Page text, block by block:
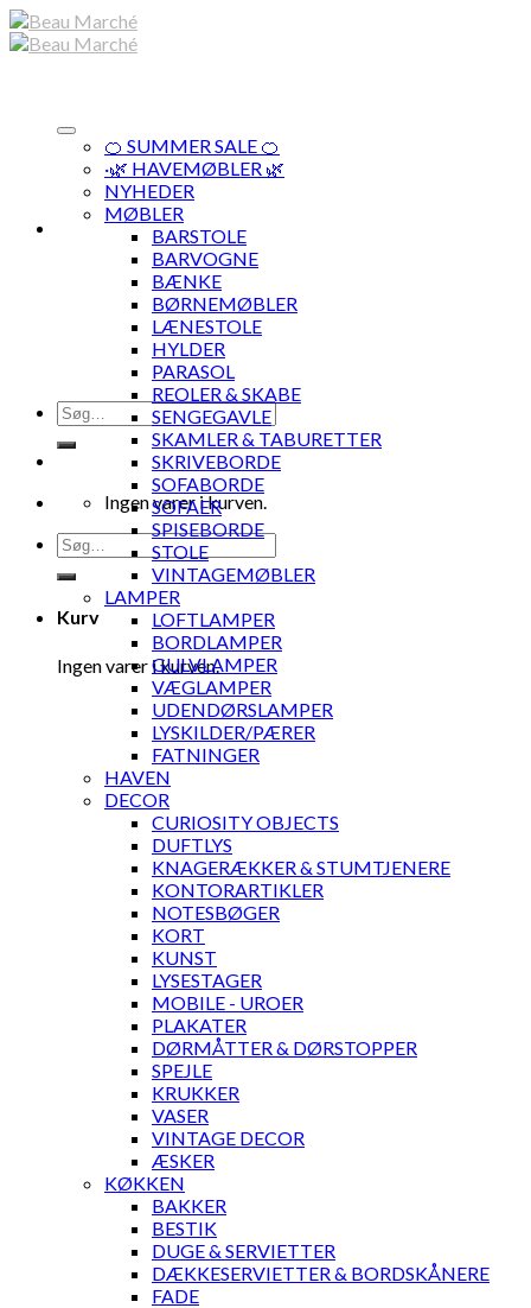
Skip
to
Søg
efter:
Ingen varer i kurven.
Søg
efter:
Kurv
Ingen varer i kurven.
🍊 SUMMER SALE 🍊
·🌿 HAVEMØBLER 🌿
NYHEDER
MØBLER
BARSTOLE
BARVOGNE
BÆNKE
BØRNEMØBLER
LÆNESTOLE
HYLDER
PARASOL
REOLER & SKABE
SENGEGAVLE
SKAMLER & TABURETTER
SKRIVEBORDE
SOFABORDE
SOFAER
SPISEBORDE
STOLE
VINTAGEMØBLER
LAMPER
LOFTLAMPER
BORDLAMPER
GULVLAMPER
VÆGLAMPER
UDENDØRSLAMPER
LYSKILDER/PÆRER
FATNINGER
HAVEN
DECOR
CURIOSITY OBJECTS
DUFTLYS
KNAGERÆKKER & STUMTJENERE
KONTORARTIKLER
NOTESBØGER
KORT
KUNST
LYSESTAGER
MOBILE - UROER
PLAKATER
DØRMÅTTER & DØRSTOPPER
SPEJLE
KRUKKER
VASER
VINTAGE DECOR
ÆSKER
KØKKEN
BAKKER
BESTIK
DUGE & SERVIETTER
DÆKKESERVIETTER & BORDSKÅNERE
FADE